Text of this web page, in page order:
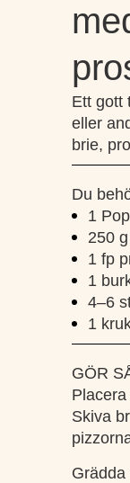
Ett gott
eller
brie,
Du
1
250
1 fp
1
4–6
1
GÖR
Skiva